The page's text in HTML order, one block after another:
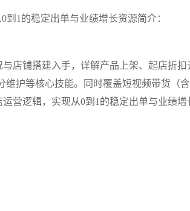
1的稳定出单与业绩增长资源简介：
店铺搭建入手，详解产品上架、起店折扣
维护等核心技能。同时覆盖短视频带货（
营逻辑，实现从0到1的稳定出单与业绩增